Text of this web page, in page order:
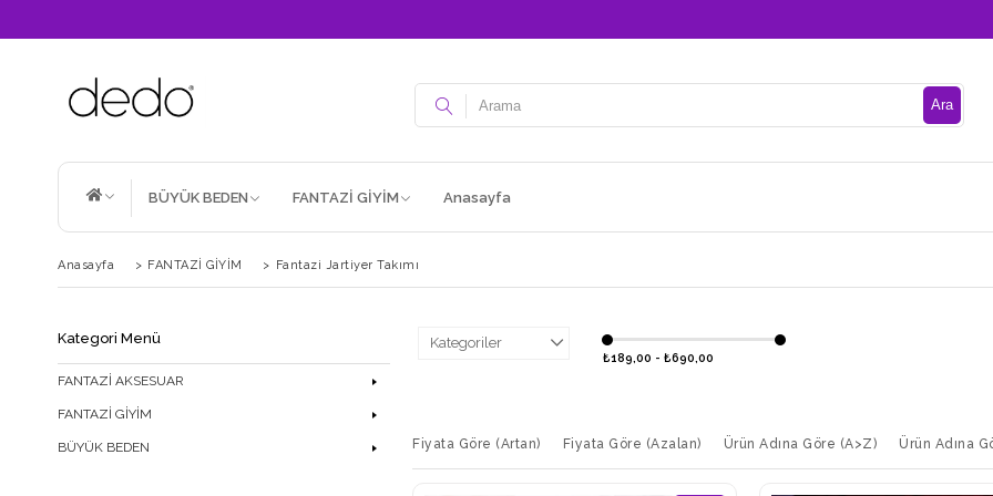
BÜYÜK BEDEN FANTAZİ GİYİM Anasayfa
Anasayfa > FANTAZİ GİYİM > Fantazi Jartiyer Takımı
Kategori Menü
FANTAZİ AKSESUAR
FANTAZİ GİYİM
BÜYÜK BEDEN
Kategoriler
₺189,00 - ₺690,00
Fiyata Göre (Artan) Fiyata Göre (Azalan) Ürün Adına Göre (A>Z) Ürün Adına